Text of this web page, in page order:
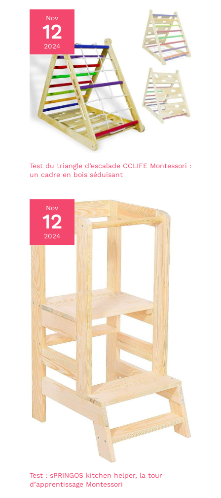
la cuisine, elle favorise la
motricité fine et la
participation aux activités
améliore la coordination
œil-main et renforce les
muscles des mains et des
doigts. La Tour d
Observation Montessori
offre aux enfants une
merveilleuse opportunité
d'apprentissage. Vos
enfants seront ravis de
recevoir ce cadeau
d'anniversaire ou de Noël.
pendant le jeu
【Protection de Sécurité
à 360°】:Tour
d'apprentissage pour
Enfants Il est doté de
robustes protections
latérales et arrière, d'un
filet de sécurité à 360° à
l'arrière et d'un dispositif
anti-basculement. Sa
structure stable et
résistante aux
oscillations, supportant
une charge maximale de
et les enfants 【Réglage
an Grâce à ses multiples
réglages de hauteur, la
plateforme s'adapte à la
croissance de l'enfant, lui
offrant ainsi un
confortable. Elle répond
aux besoins évolutifs des
enfants de 1 à 6 ans, en
leur assurant une
position toujours
optimale et confortable
Nov
12
2024
Test du triangle d’escalade CCLIFE Montessori :
un cadre en bois séduisant
Nov
12
2024
Test : sPRINGOS kitchen helper, la tour
d’apprentissage Montessori